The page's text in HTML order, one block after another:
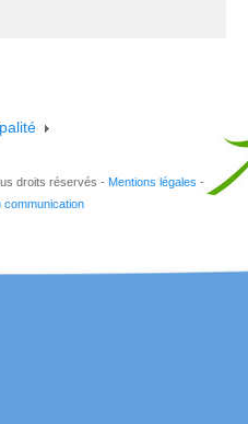
droits réservés - Mentions légales -
communication